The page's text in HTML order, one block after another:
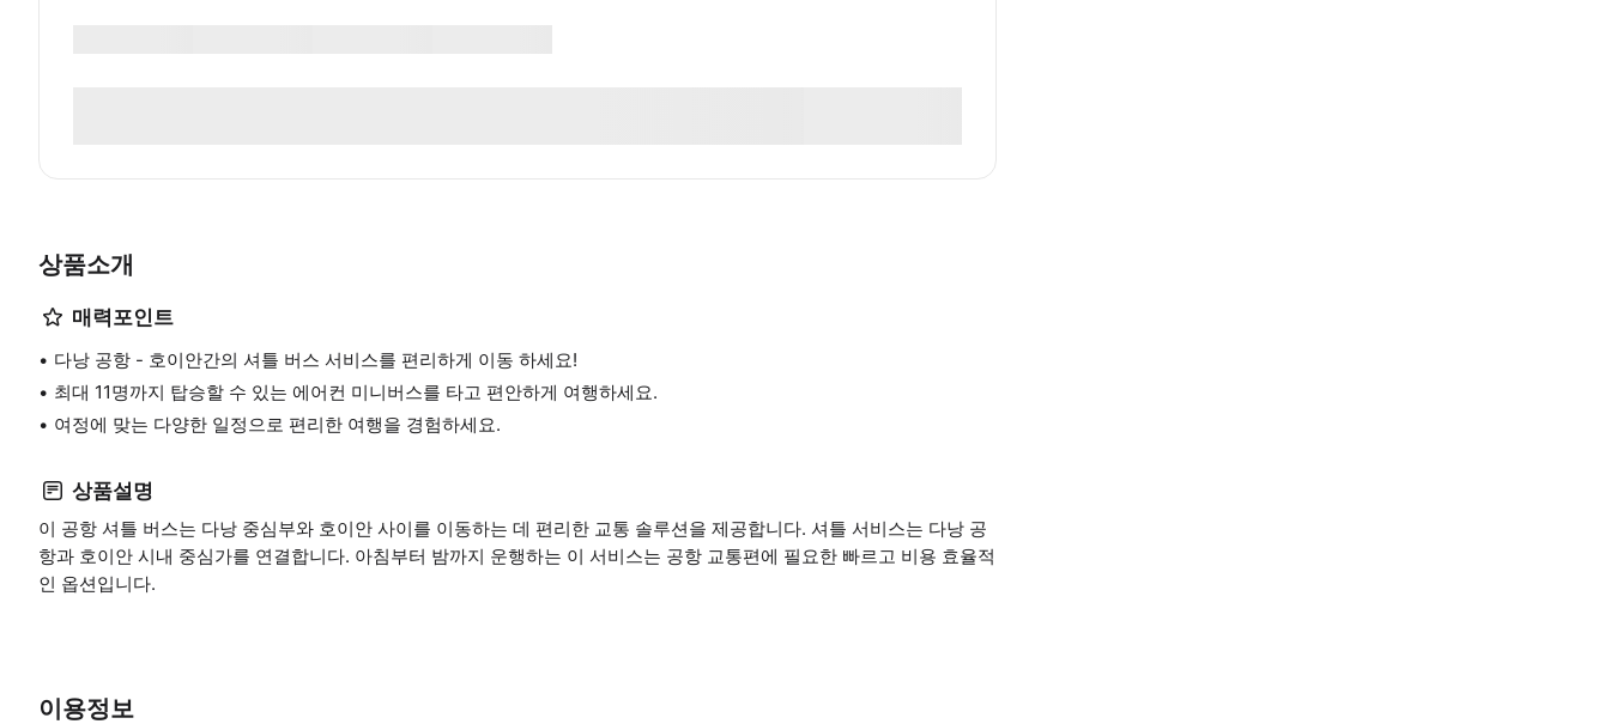
상품소개
매력포인트
다낭 공항 - 호이안간의 셔틀 버스 서비스를 편리하게 이동 하세요!
최대 11명까지 탑승할 수 있는 에어컨 미니버스를 타고 편안하게 여행하세요.
여정에 맞는 다양한 일정으로 편리한 여행을 경험하세요.
상품설명
이 공항 셔틀 버스는 다낭 중심부와 호이안 사이를 이동하는 데 편리한 교통 솔루션을 제공합니다. 셔틀 서비스는 다낭 공
항과 호이안 시내 중심가를 연결합니다. 아침부터 밤까지 운행하는 이 서비스는 공항 교통편에 필요한 빠르고 비용 효율적
인 옵션입니다.
이용정보